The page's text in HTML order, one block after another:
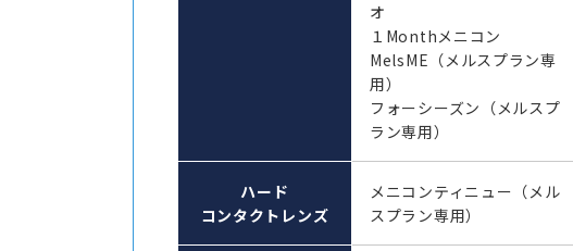
オ
１Monthメニコン
MelsME（メルスプラン専
用）
フォーシーズン（メルスプ
ラン専用）
ハード
コンタクトレンズ
メニコンティニュー（メル
スプラン専用）